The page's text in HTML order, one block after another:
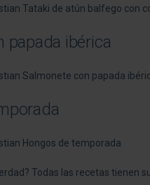
papada ibérica
Todas las recetas tienen